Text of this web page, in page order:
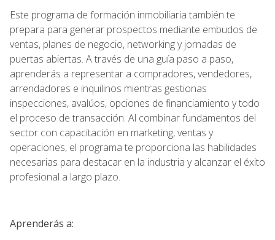
Este programa de formación inmobiliaria también te
prepara para generar prospectos mediante embudos de
ventas, planes de negocio, networking y jornadas de
puertas abiertas. A través de una guía paso a paso,
aprenderás a representar a compradores, vendedores,
arrendadores e inquilinos mientras gestionas
inspecciones, avalúos, opciones de financiamiento y todo
el proceso de transacción. Al combinar fundamentos del
sector con capacitación en marketing, ventas y
operaciones, el programa te proporciona las habilidades
necesarias para destacar en la industria y alcanzar el éxito
profesional a largo plazo.
Aprenderás a: